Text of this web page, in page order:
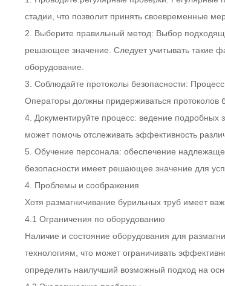
стадии, что позволит принять своевременные
2. Выберите правильный метод: Выбор
решающее значение. Следует учитывать такие
оборудование.
3. Соблюдайте протоколы безопасности:
Операторы должны придерживаться протоколов
4. Документируйте процесс: ведение подробных
может помочь отслеживать эффективность
5. Обучение персонала: обеспечение
безопасности имеет решающее значение для
4. Проблемы и соображения
Хотя размагничивание бурильных труб имеет
4.1 Ограничения по оборудованию
Наличие и состояние оборудования для
технологиям, что может ограничивать
определить наилучший возможный подход на